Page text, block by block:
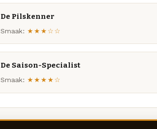
De Pilskenner
Smaak: ★★★☆☆
De Saison-Specialist
Smaak: ★★★★☆